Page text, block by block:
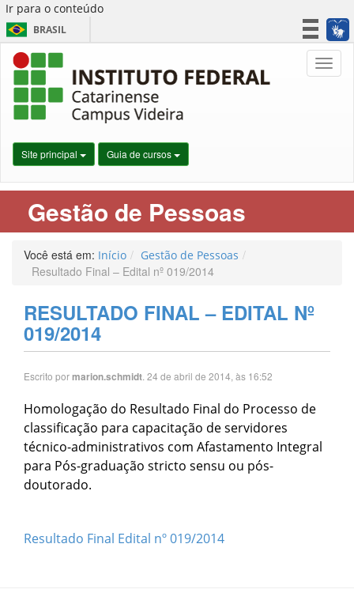
Ir para o conteúdo
BRASIL
Simplifique!
Site principal Guia de cursos
Gestão de Pessoas
Você está em: Início Gestão de Pessoas
Resultado Final – Edital nº 019/2014
RESULTADO FINAL – EDITAL Nº
019/2014
Escrito pormarion.schmidt . 24 de abril de 2014, às 16:52
Homologação do Resultado Final do Processo de
classificação para capacitação de servidores
técnico-administrativos com Afastamento Integral
para Pós-graduação stricto sensu ou pós-
doutorado.
Resultado Final Edital nº 019/2014